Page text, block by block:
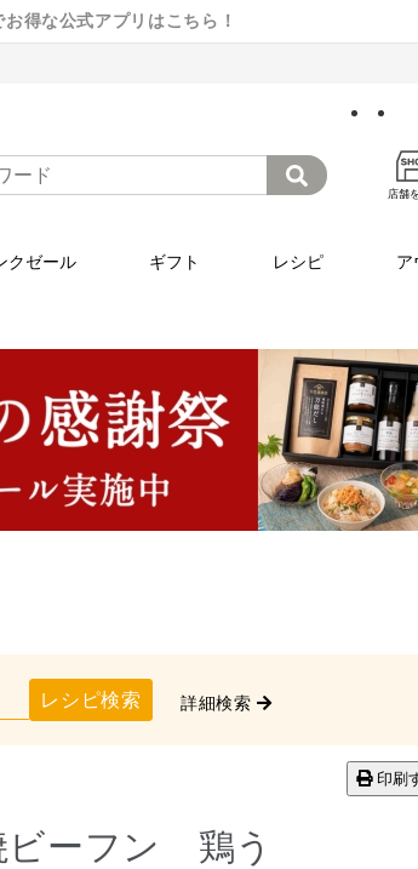
お得な公式アプリはこちら！
店舗
クゼール ギフト レシピ ア
レシピ検索 詳細検索
印刷
ビーフン 鶏う